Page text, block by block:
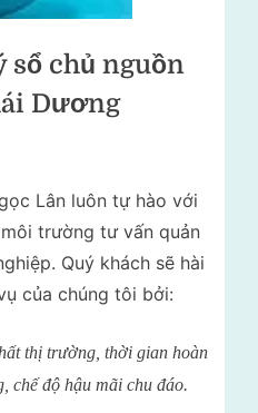
i
r
ư
n
g
N
g
c
L
lý
thải
Tư
sổ chủ nguồn
Dương
Lân luôn tự hào với
trường tư vấn quản
Quý khách sẽ hài
của chúng tôi bởi:
thị trường, thời gian hoàn
chế độ hậu mãi chu đáo.